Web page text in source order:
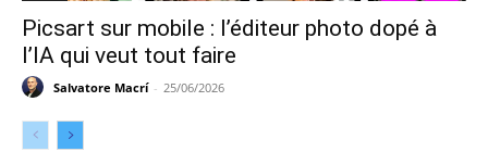
Picsart sur mobile : l’éditeur photo dopé à
l’IA qui veut tout faire
Salvatore Macrí - 25/06/2026